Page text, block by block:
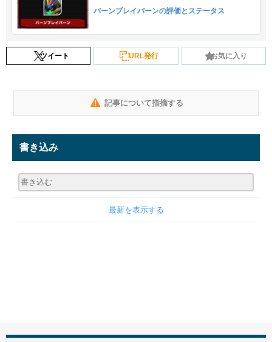
バーンブレイバーンの評価とステータス
ツイート URL発行 お気に入り
記事について指摘する
書き込み
最新を表示する